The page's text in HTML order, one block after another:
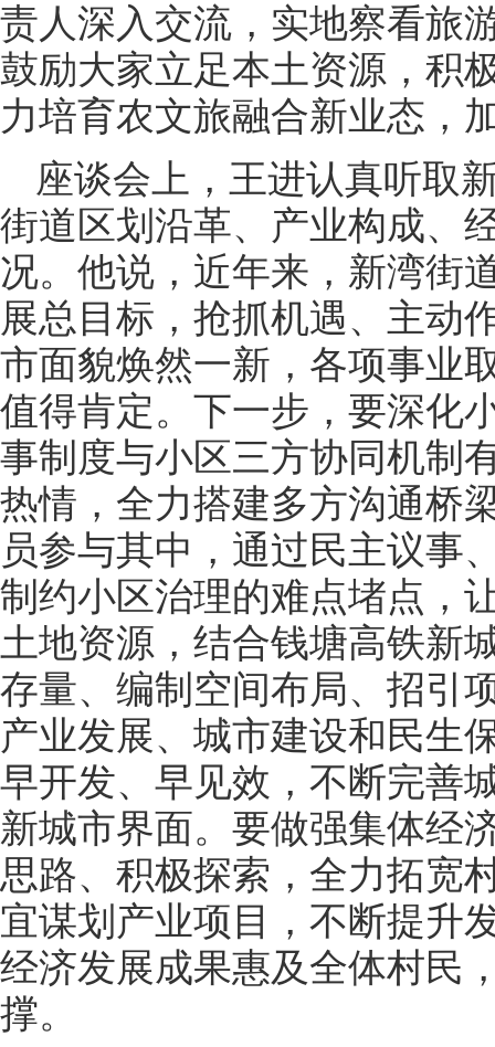
责人深入交流，实地察看旅
鼓励大家立足本土资源，积
力培育农文旅融合新业态，
座谈会上，王进认真听取
街道区划沿革、产业构成、
况。他说，近年来，新湾街
展总目标，抢抓机遇、主动
市面貌焕然一新，各项事业
值得肯定。下一步，要深化
事制度与小区三方协同机制
热情，全力搭建多方沟通桥
员参与其中，通过民主议事
制约小区治理的难点堵点，
土地资源，结合钱塘高铁新
存量、编制空间布局、招引
产业发展、城市建设和民生
早开发、早见效，不断完善
新城市界面。要做强集体经
思路、积极探索，全力拓宽
宜谋划产业项目，不断提升
经济发展成果惠及全体村民
撑。